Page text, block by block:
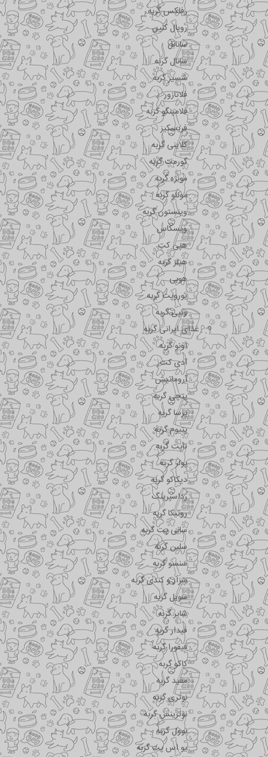
رفلکس گربه
رویال کنین
سانابل
سانال گربه
شسیر گربه
فلاتازور
فلامینگو گربه
فریسکیز
کلاینی گربه
گورمت گربه
مونژه گربه
مونلو گربه
وینستون گربه
ویسکاس
هپی کت
هیلز گربه
هوبی
یوروپت گربه
ونپی گربه
غذای ایرانی گربه
اونو گربه
آدی کت
آروماتیش
پتچی گربه
پرسا گربه
پتیوم گربه
تاپت گربه
پولر گربه
دیکاکو گربه
رداسپرینگ
روتیکا گربه
سانی پت گربه
سلبن گربه
سنسو گربه
سزار و کندی گربه
سویل گربه
شایر گربه
فیدار گربه
فیفورا گربه
کاکو گربه
مفید گربه
نوتری گربه
نوترینس گربه
نوول گربه
یو اس پت گربه